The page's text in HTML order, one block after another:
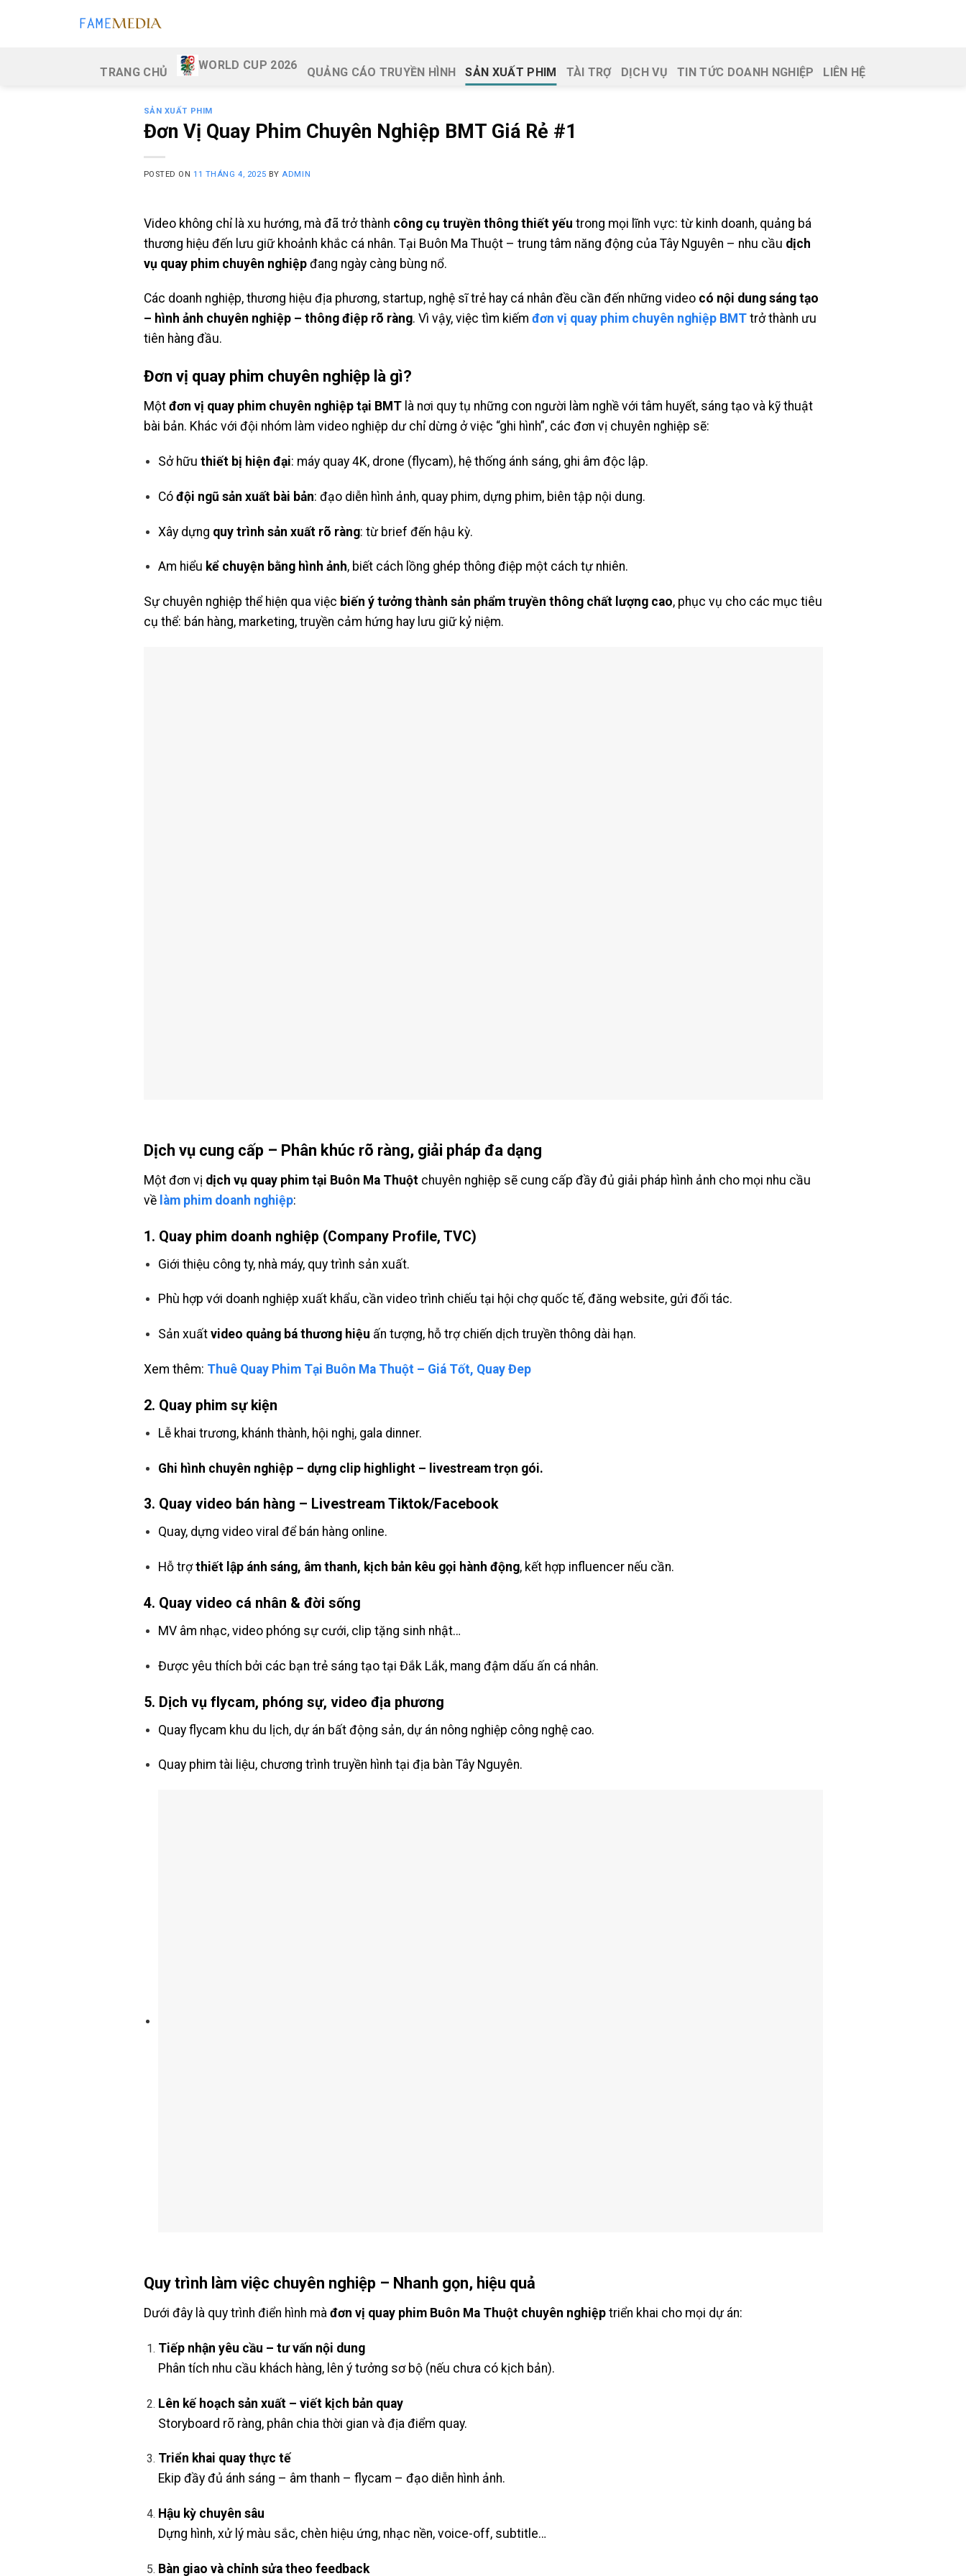
TRANG CHỦ
WORLD CUP 2026
QUẢNG CÁO TRUYỀN HÌNH SẢN XUẤT PHIM TÀI TRỢ DỊCH VỤ TIN TỨC DOANH NGHIỆP LIÊN HỆ
SẢN XUẤT PHIM
Đơn Vị Quay Phim Chuyên Nghiệp BMT Giá Rẻ #1
POSTED ON11 THÁNG 4, 2025 BY ADMIN
Video không chỉ là xu hướng, mà đã trở thành công cụ truyền thông thiết yếu trong mọi lĩnh vực: từ kinh doanh, quảng bá
thương hiệu đến lưu giữ khoảnh khắc cá nhân. Tại Buôn Ma Thuột – trung tâm năng động của Tây Nguyên – nhu cầu dịch
vụ quay phim chuyên nghiệpđang ngày càng bùng nổ.
Các doanh nghiệp, thương hiệu địa phương, startup, nghệ sĩ trẻ hay cá nhân đều cần đến những video có nội dung sáng tạo
– hình ảnh chuyên nghiệp – thông điệp rõ ràng. Vì vậy, việc tìm kiếm đơn vị quay phim chuyên nghiệp BMTtrở thành ưu
tiên hàng đầu.
Đơn vị quay phim chuyên nghiệp là gì?
Một đơn vị quay phim chuyên nghiệp tại BMTlà nơi quy tụ những con người làm nghề với tâm huyết, sáng tạo và kỹ thuật
bài bản. Khác với đội nhóm làm video nghiệp dư chỉ dừng ở việc “ghi hình”, các đơn vị chuyên nghiệp sẽ:
Sở hữuthiết bị hiện đại: máy quay 4K, drone (flycam), hệ thống ánh sáng, ghi âm độc lập.
Cóđội ngũ sản xuất bài bản: đạo diễn hình ảnh, quay phim, dựng phim, biên tập nội dung.
Xây dựng quy trình sản xuất rõ ràng: từ brief đến hậu kỳ.
Am hiểu kể chuyện bằng hình ảnh, biết cách lồng ghép thông điệp một cách tự nhiên.
Sự chuyên nghiệp thể hiện qua việc biến ý tưởng thành sản phẩm truyền thông chất lượng cao, phục vụ cho các mục tiêu
cụ thể: bán hàng, marketing, truyền cảm hứng hay lưu giữ kỷ niệm.
Dịch vụ cung cấp – Phân khúc rõ ràng, giải pháp đa dạng
Một đơn vị dịch vụ quay phim tại Buôn Ma Thuộtchuyên nghiệp sẽ cung cấp đầy đủ giải pháp hình ảnh cho mọi nhu cầu
về làm phim doanh nghiệp:
1. Quay phim doanh nghiệp (Company Profile, TVC)
Giới thiệu công ty, nhà máy, quy trình sản xuất.
Phù hợp với doanh nghiệp xuất khẩu, cần video trình chiếu tại hội chợ quốc tế, đăng website, gửi đối tác.
Sản xuấtvideo quảng bá thương hiệu ấn tượng, hỗ trợ chiến dịch truyền thông dài hạn.
Xem thêm: Thuê Quay Phim Tại Buôn Ma Thuột – Giá Tốt, Quay Đep
2. Quay phim sự kiện
Lễ khai trương, khánh thành, hội nghị, gala dinner.
Ghi hình chuyên nghiệp – dựng clip highlight – livestream trọn gói.
3. Quay video bán hàng – Livestream Tiktok/Facebook
Quay, dựng video viral để bán hàng online.
Hỗ trợthiết lập ánh sáng, âm thanh, kịch bản kêu gọi hành động, kết hợp influencer nếu cần.
4. Quay video cá nhân & đời sống
MV âm nhạc, video phóng sự cưới, clip tặng sinh nhật…
Được yêu thích bởi các bạn trẻ sáng tạo tại Đắk Lắk, mang đậm dấu ấn cá nhân.
5. Dịch vụ flycam, phóng sự, video địa phương
Quay flycam khu du lịch, dự án bất động sản, dự án nông nghiệp công nghệ cao.
Quay phim tài liệu, chương trình truyền hình tại địa bàn Tây Nguyên.
Quy trình làm việc chuyên nghiệp – Nhanh gọn, hiệu quả
Dưới đây là quy trình điển hình mà đơn vị quay phim Buôn Ma Thuột chuyên nghiệptriển khai cho mọi dự án:
Tiếp nhận yêu cầu – tư vấn nội dung
Phân tích nhu cầu khách hàng, lên ý tưởng sơ bộ (nếu chưa có kịch bản).
Lên kế hoạch sản xuất – viết kịch bản quay
Storyboard rõ ràng, phân chia thời gian và địa điểm quay.
Triển khai quay thực tế
Ekip đầy đủ ánh sáng – âm thanh – flycam – đạo diễn hình ảnh.
Hậu kỳ chuyên sâu
Dựng hình, xử lý màu sắc, chèn hiệu ứng, nhạc nền, voice-off, subtitle…
Bàn giao và chỉnh sửa theo feedback